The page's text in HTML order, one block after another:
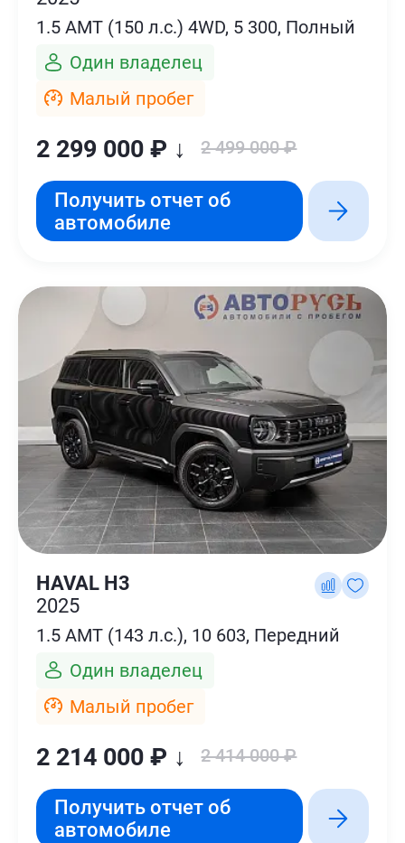
1.5 AMT (150 л.с.) 4WD, 5 300, Полный
Один владелец
Малый пробег
2 299 000 ₽ ↓ 2 499 000 ₽
Получить отчет об
автомобиле
HAVAL H3
2025
1.5 AMT (143 л.с.), 10 603, Передний
Один владелец
Малый пробег
2 214 000 ₽ ↓ 2 414 000 ₽
Получить отчет об
автомобиле